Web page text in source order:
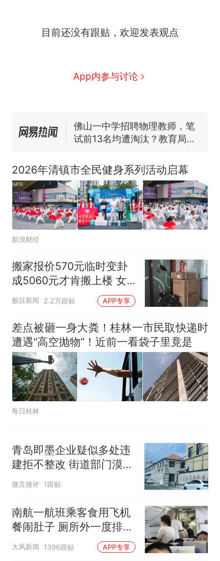
目前还没有跟贴，欢迎发表观点
App内参与讨论
因老师一句“跟我回家”改写了
眼了……
十多万人报名的考试，成绩全
部作废，公平么？
佛山一中学招聘物理教师，笔
试前13名均遭淘汰？教育局：
核查
搜，网友：天塌了！
热 那个在床头放菜刀的女孩，
因老师一句“跟我回家”改写了
人生
2026年清镇市全民健身系列活动启幕
新浪财经
搬家报价570元临时变卦
成5060元才肯搬上楼 女
子傻眼
极目新闻 2.2万跟贴 APP专享
差点被砸一身大粪！桂林一市民取快递时
遭遇“高空抛物”！近前一看袋子里竟是
每日桂林
青岛即墨企业疑似多处违
建拒不整改 街道部门漠视
群众投诉无回应
微言微评 1跟贴
南航一航班乘客食用飞机
餐闹肚子 厕所外一度排长
队
大风新闻 1396跟贴 APP专享